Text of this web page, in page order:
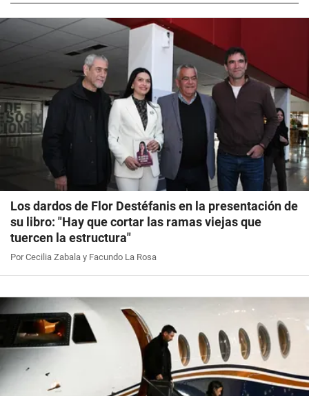
Los dardos de Flor Destéfanis en la presentación de
su libro: "Hay que cortar las ramas viejas que
tuercen la estructura"
Por Cecilia Zabala y Facundo La Rosa